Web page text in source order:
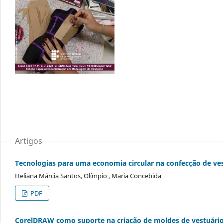
Artigos
Tecnologias para uma economia circular na confecção de
Heliana Márcia Santos, Olímpio , Maria Concebida
PDF
CorelDRAW como suporte na criação de moldes de vestuário